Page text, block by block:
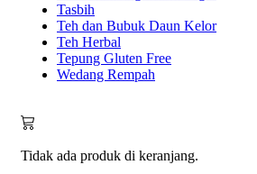
Tasbih
Teh dan Bubuk Daun Kelor
Teh Herbal
Tepung Gluten Free
Wedang Rempah
Tidak ada produk di keranjang.